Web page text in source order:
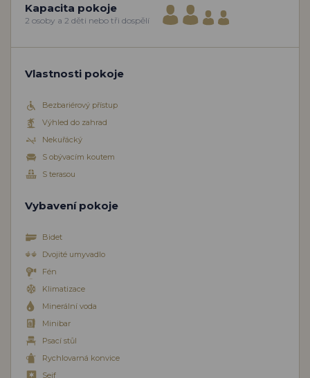
Kapacita pokoje
2 osoby a 2 děti nebo tři dospělí
Vlastnosti pokoje
Bezbariérový přístup
Výhled do zahrad
Nekuřácký
S obývacím koutem
S terasou
Vybavení pokoje
Bidet
Dvojité umyvadlo
Fén
Klimatizace
Minerální voda
Minibar
Psací stůl
Rychlovarná konvice
Sejf